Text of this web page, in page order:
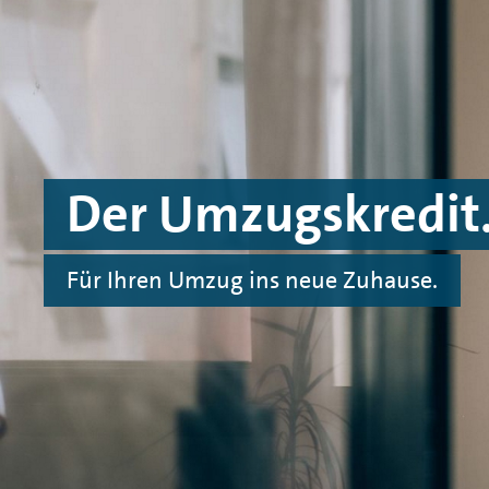
Spinge zu Hauptinhalten
Der
Für Ihren Umzug ins neue Zuhause.